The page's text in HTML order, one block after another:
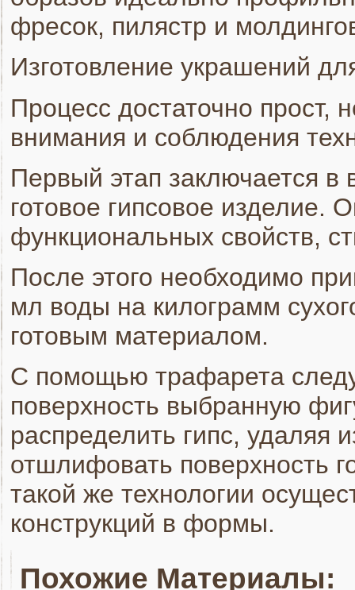
фресок, пилястр и
Изготовление украшений
Процесс достаточно прост,
внимания и соблюдения
Первый этап заключается
готовое гипсовое изделие.
функциональных свойств,
После этого необходимо
мл воды на килограмм
готовым материалом.
С помощью трафарета
поверхность выбранную
распределить гипс,
отшлифовать поверхность
такой же технологии
конструкций в формы.
Похожие Материалы: